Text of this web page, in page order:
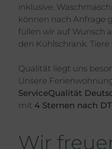
inklusive.
können nach Anfrage
füllen wir auf Wunsch
den Kühlschrank.
Qualität liegt uns
Unsere
ServiceQualität
mit 4 Sternen nach
Wir